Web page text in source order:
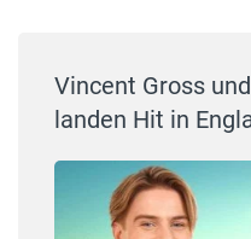
Vincent Gross
landen Hit in